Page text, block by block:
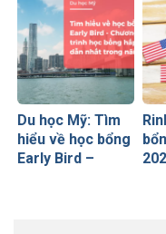
Du học Mỹ: Tìm
hiểu về học bổng
Early Bird –